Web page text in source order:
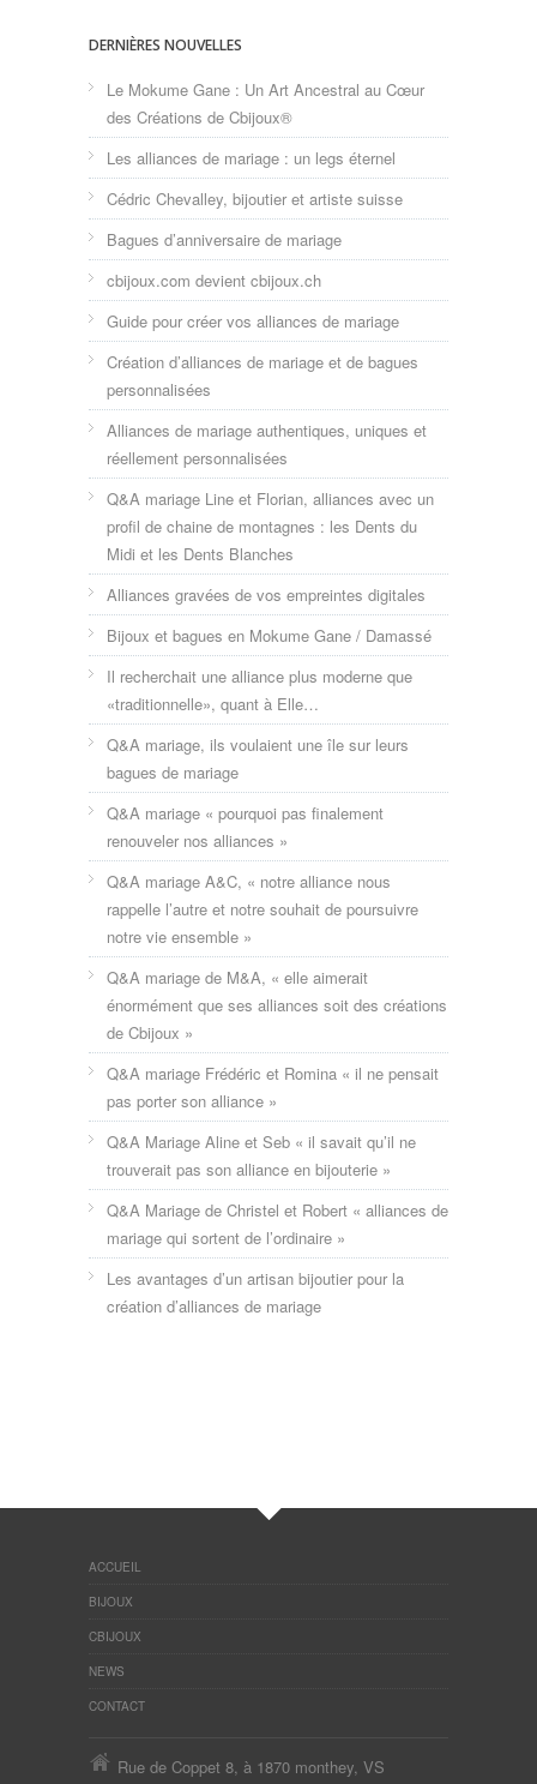
DERNIÈRES NOUVELLES
Le Mokume Gane : Un Art Ancestral au Cœur
des Créations de Cbijoux®
Les alliances de mariage : un legs éternel
Cédric Chevalley, bijoutier et artiste suisse
Bagues d’anniversaire de mariage
cbijoux.com devient cbijoux.ch
Guide pour créer vos alliances de mariage
Création d’alliances de mariage et de bagues
personnalisées
Alliances de mariage authentiques, uniques et
réellement personnalisées
Q&A mariage Line et Florian, alliances avec un
profil de chaine de montagnes : les Dents du
Midi et les Dents Blanches
Alliances gravées de vos empreintes digitales
Bijoux et bagues en Mokume Gane / Damassé
Il recherchait une alliance plus moderne que
«traditionnelle», quant à Elle…
Q&A mariage, ils voulaient une île sur leurs
bagues de mariage
Q&A mariage « pourquoi pas finalement
renouveler nos alliances »
Q&A mariage A&C, « notre alliance nous
rappelle l’autre et notre souhait de poursuivre
notre vie ensemble »
Q&A mariage de M&A, « elle aimerait
énormément que ses alliances soit des créations
de Cbijoux »
Q&A mariage Frédéric et Romina « il ne pensait
pas porter son alliance »
Q&A Mariage Aline et Seb « il savait qu’il ne
trouverait pas son alliance en bijouterie »
Q&A Mariage de Christel et Robert « alliances de
mariage qui sortent de l’ordinaire »
Les avantages d’un artisan bijoutier pour la
création d’alliances de mariage
ACCUEIL
BIJOUX
CBIJOUX
NEWS
CONTACT
Rue de Coppet 8, à 1870 monthey, VS